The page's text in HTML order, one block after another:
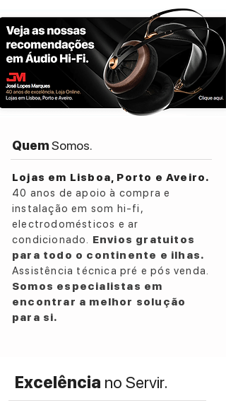
QuemSomos.
Lojas em Lisboa, Porto e Aveiro.
40 anos de apoio à compra e
instalação em som hi-fi,
electrodomésticos e ar
condicionado. Envios gratuitos
para todo o continente e ilhas.
Assistência técnica pré e pós venda.
Somos especialistas em
encontrar a melhor solução
para si.
Excelência no Servir.